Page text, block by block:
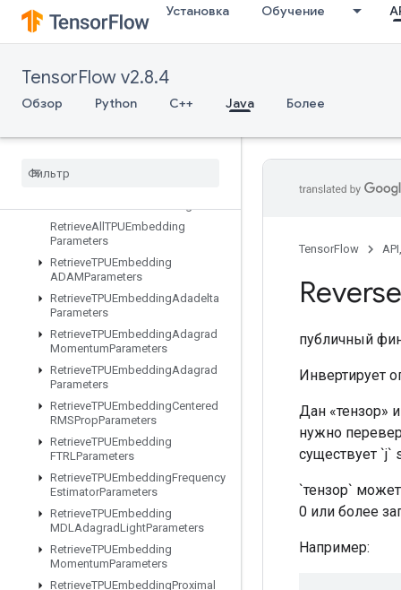
Установка Обучение
TensorFlow v2.8.4
Обзор Python C++ Java Более
ResourceScatterNdMax
ResourceScatterNdMin
ResourceScatterNdUpdate
ResourceScatterSub
Resource
Momentum
RetrieveAll TPUEmbedding
Parameters
RetrieveTPUEmbedding
ADAMParameters
RetrieveTPUEmbeddingAdadelta
Parameters
RetrieveTPUEmbeddingAdagrad
MomentumParameters
RetrieveTPUEmbeddingAdagrad
Parameters
RetrieveTPUEmbeddingCentered
RMSPropParameters
RetrieveTPUEmbedding
FTRLParameters
RetrieveTPUEmbeddingFrequency
EstimatorParameters
RetrieveTPUEmbedding
MDLAdagradLightParameters
RetrieveTPUEmbedding
MomentumParameters
RetrieveTPUEmbeddingProximal
TensorFlow
Reverse
публичный
Инвертирует
Дан «тензор»
нужно
существует `j`
`тензор`
0 или более
Например: